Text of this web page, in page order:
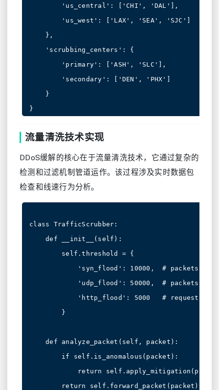
        'us_central': ['CHI', 'DAL'],
        'us_west': ['LAX', 'SEA', 'SJC']
    },
    'scrubbing_centers': {
        'primary': ['ASH', 'SLC'],
        'secondary': ['DEN', 'PHX']
    }
流量清洗技术实现
DDoS缓解的核心在于流量清洗技术，它通过复杂的
检测和过滤机制管道运作。该过程涉及实时数据包
检查和线速行为分析。
class TrafficScrubber:
    def __init__(self):
        self.threshold = {
'syn_flood': 10000,  # packets per
'udp_flood': 50000,  # packets per
'http_flood': 5000   # requests
        }
    def analyze_packet(self, packet):
        if self.is_anomalous(packet):
return
        return self.forward_packet(packet)